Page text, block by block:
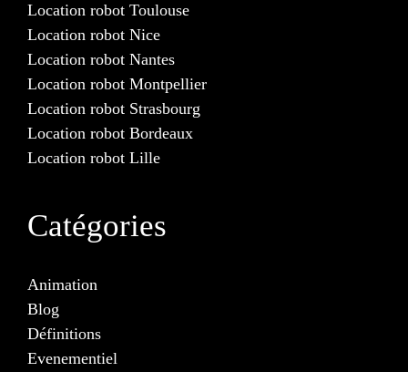
Location robot Toulouse
Location robot Nice
Location robot Nantes
Location robot Montpellier
Location robot Strasbourg
Location robot Bordeaux
Location robot Lille
Catégories
Animation
Blog
Définitions
Evenementiel